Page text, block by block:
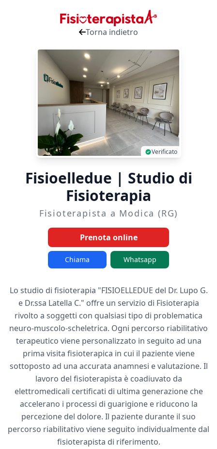
Torna indietro
Verificato
Fisioelledue | Studio di
Fisioterapia
Fisioterapista a Modica (RG)
Prenota online
Chiama Whatsapp
Lo studio di fisioterapia "FISIOELLEDUE del Dr. Lupo G.
e Dr.ssa Latella C." offre un servizio di Fisioterapia
rivolto a soggetti con qualsiasi tipo di problematica
neuro-muscolo-scheletrica. Ogni percorso riabilitativo
terapeutico viene personalizzato in seguito ad una
prima visita fisioterapica in cui il paziente viene
sottoposto ad una accurata anamnesi e valutazione. Il
lavoro del fisioterapista è coadiuvato da
elettromedicali certificati di ultima generazione che
accelerano i processi di guarigione e riducono la
percezione del dolore. Il paziente durante il suo
percorso riabilitativo viene seguito individualmente dal
fisioterapista di riferimento.